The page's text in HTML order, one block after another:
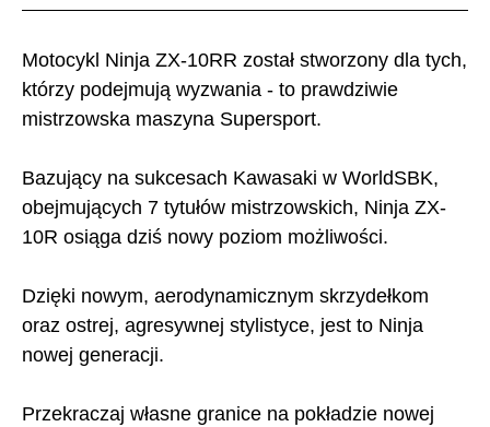
Motocykl Ninja ZX-10RR został stworzony dla tych,
którzy podejmują wyzwania - to prawdziwie
mistrzowska maszyna Supersport.
Bazujący na sukcesach Kawasaki w WorldSBK,
obejmujących 7 tytułów mistrzowskich, Ninja ZX-
10R osiąga dziś nowy poziom możliwości.
Dzięki nowym, aerodynamicznym skrzydełkom
oraz ostrej, agresywnej stylistyce, jest to Ninja
nowej generacji.
Przekraczaj własne granice na pokładzie nowej